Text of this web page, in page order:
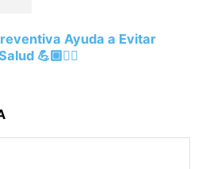
Ayuda a Evitar
💪🏼🏃‍♀️